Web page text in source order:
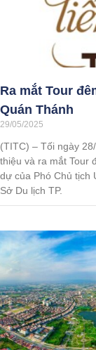
Ra mắt Tour
Quán Thánh
29/05/2025
(TITC) – Tối ngày
thiệu và ra mắt Tour
dự của Phó Chủ tịch
Sở Du lịch TP.